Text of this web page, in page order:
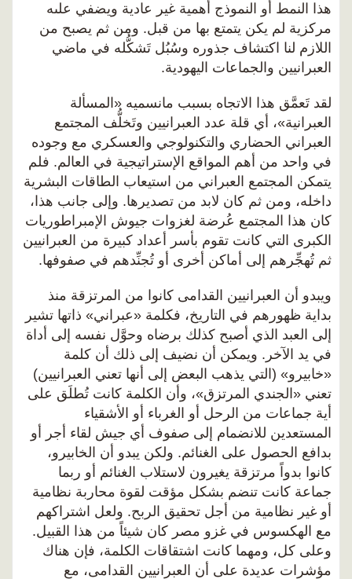
هذا النمط أو النموذج أهمية غير عادية ويضفي علىه
مركزية لم يكن يتمتع بها من قبل. ومن ثم يصبح من
اللازم لنا اكتشاف جذوره وسُبُل تَشكُّله في ماضي
العبرانيين والجماعات اليهودية.
لقد تَعمَّق هذا الاتجاه بسبب مانسميه «المسألة
العبرانية»، أي قلة عدد العبرانيين وتَخلُّف المجتمع
العبراني الحضاري والتكنولوجي والعسكري مع وجوده
في واحد من أهم المواقع الإستراتيجية في العالم. فلم
يتمكن المجتمع العبراني من استيعاب الطاقات البشرية
داخله، ومن ثم كان لابد من تصديرها. وإلى جانب هذا،
كان هذا المجتمع عُرضة لغزوات جيوش الإمبراطوريات
الكبرى التي كانت تقوم بأسر أعداد كبيرة من العبرانيين
ثم تُهجِّرهم إلى أماكن أخرى أو تُجنِّدهم في صفوفها.
ويبدو أن العبرانيين القدامى كانوا من المرتزقة منذ
بداية ظهورهم في التاريخ، فكلمة «عبراني» ذاتها تشير
إلى العبد الذي أصبح كذلك برضاه وحوَّل نفسه إلى أداة
في يد الآخر. ويمكن أن نضيف إلى ذلك أن كلمة
«خابيرو» (التي يذهب البعض إلى أنها تعني العبرانيين)
تعني «الجندي المرتزق»، وأن الكلمة كانت تُطلَق على
أية جماعات من الرحل أو الغرباء أو الأشقياء
المستعدين للانضمام إلى صفوف أي جيش لقاء أجر أو
بدافع الحصول على الغنائم. ولكن يبدو أن الخابيرو،
كانوا بدواً مرتزقة يغيرون لاستلاب الغنائم أو ربما
جماعة كانت تنضم بشكل مؤقت لقوة محاربة نظامية
أو غير نظامية من أجل تحقيق الربح. ولعل اشتراكهم
مع الهكسوس في غزو مصر كان شيئاً من هذا القبيل.
وعلى كل، ومهما كانت اشتقاقات الكلمة، فإن هناك
مؤشرات عديدة على أن العبرانيين القدامى، مع